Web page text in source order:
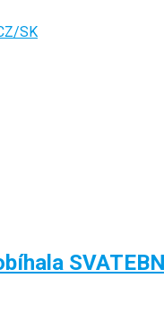
SK
SVATEBNÍ